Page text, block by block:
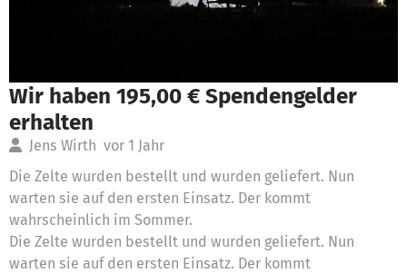
Wir haben 195,00 € Spendengelder
erhalten
Jens Wirth vor 1 Jahr
Die Zelte wurden bestellt und wurden geliefert. Nun
warten sie auf den ersten Einsatz. Der kommt
wahrscheinlich im Sommer.
Die Zelte wurden bestellt und wurden geliefert. Nun
warten sie auf den ersten Einsatz. Der kommt